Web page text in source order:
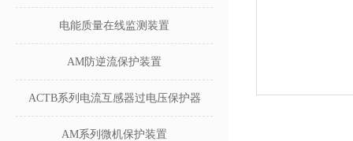
电能质量在线监测装置
AM防逆流保护装置
ACTB系列电流互感器过电压保护器
AM系列微机保护装置